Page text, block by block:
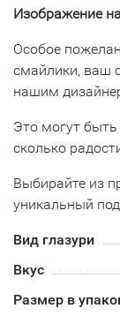
Изображение
Особое
смайлики, ваш
нашим
Это могут
сколько
Выбирайте из
уникальный
Вид глазури
Вкус
Размер в